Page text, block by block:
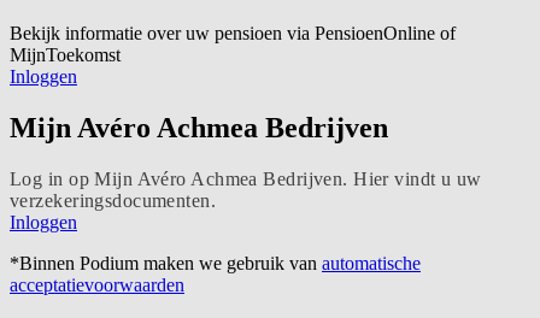
Bekijk informatie over uw pensioen via PensioenOnline of
MijnToekomst
Inloggen
Mijn Avéro Achmea Bedrijven
Log in op Mijn Avéro Achmea Bedrijven. Hier vindt u uw
verzekeringsdocumenten.
Inloggen
*Binnen Podium maken we gebruik van automatische
acceptatievoorwaarden